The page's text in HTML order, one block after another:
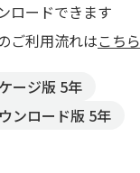
ロードできます
ご利用流れはこちら
ージ版 5年
ンロード版 5年